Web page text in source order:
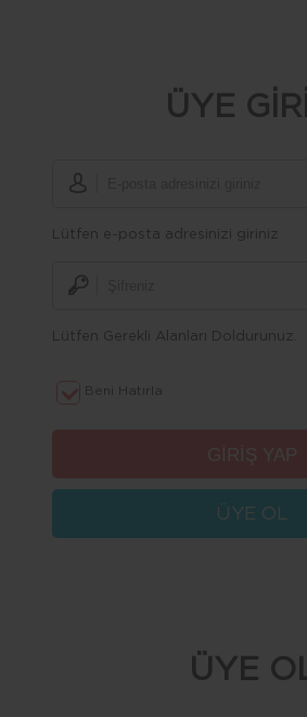
ÜYE
Lütfen e-posta adresinizi giriniz
Lütfen Gerekli Alanları Doldurunuz.
Beni Hatırla
ÜYE OL
ÜYE